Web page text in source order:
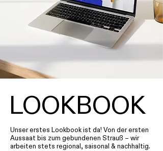
LOOKBOOK
Unser erstes Lookbook ist da! Von der ersten
Aussaat bis zum gebundenen Strauß – wir
arbeiten stets regional, saisonal & nachhaltig.